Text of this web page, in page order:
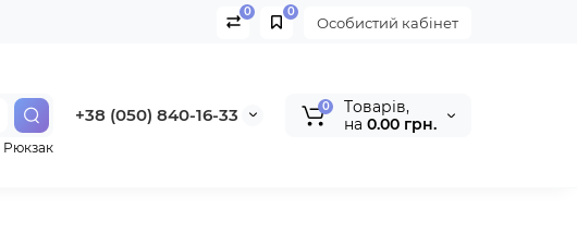
Особистий кабінет
0
0
+38 (050) 840-16-33
Рюкзак
0
Tоварів,
на 0.00 грн.